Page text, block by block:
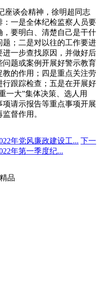
座谈会精神，徐明超同志
一是全体纪检监察人员要
要明白、清楚自己是干什
；二是对以往的工作要进
一步查找原因，并做好后
题或案例开展好警示教育
的作用；四是重点关注劳
行跟踪检查 ；五是在开展好
一大”集体决策、选人用
请示报告等重点事项开展
督作用。
年党风廉政建设工... 下一
年第一季度纪...
品